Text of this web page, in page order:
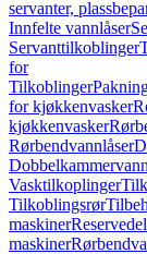
servanter,
Innfelte vannlåser
Servanttilkoblinger
for
Tilkoblinger
for kjøkkenvasker
kjøkkenvasker
Rørbendvannlåser
Vasktilkoplinger
Tilkoblingsrør
maskiner
maskiner